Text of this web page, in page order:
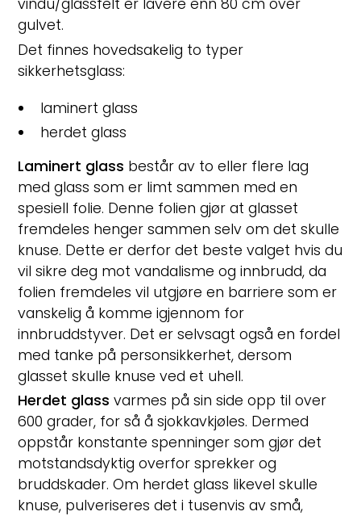
gulvet.
Det finnes hovedsakelig to typer
sikkerhetsglass:
laminert glass
herdet glass
Laminert glass består av to eller flere lag
med glass som er limt sammen med en
spesiell folie. Denne folien gjør at glasset
fremdeles henger sammen selv om det skulle
knuse. Dette er derfor det beste valget hvis du
vil sikre deg mot vandalisme og innbrudd, da
folien fremdeles vil utgjøre en barriere som er
vanskelig å komme igjennom for
innbruddstyver. Det er selvsagt også en fordel
med tanke på personsikkerhet, dersom
glasset skulle knuse ved et uhell.
Herdet glass varmes på sin side opp til over
600 grader, for så å sjokkavkjøles. Dermed
oppstår konstante spenninger som gjør det
motstandsdyktig overfor sprekker og
bruddskader. Om herdet glass likevel skulle
knuse, pulveriseres det i tusenvis av små,